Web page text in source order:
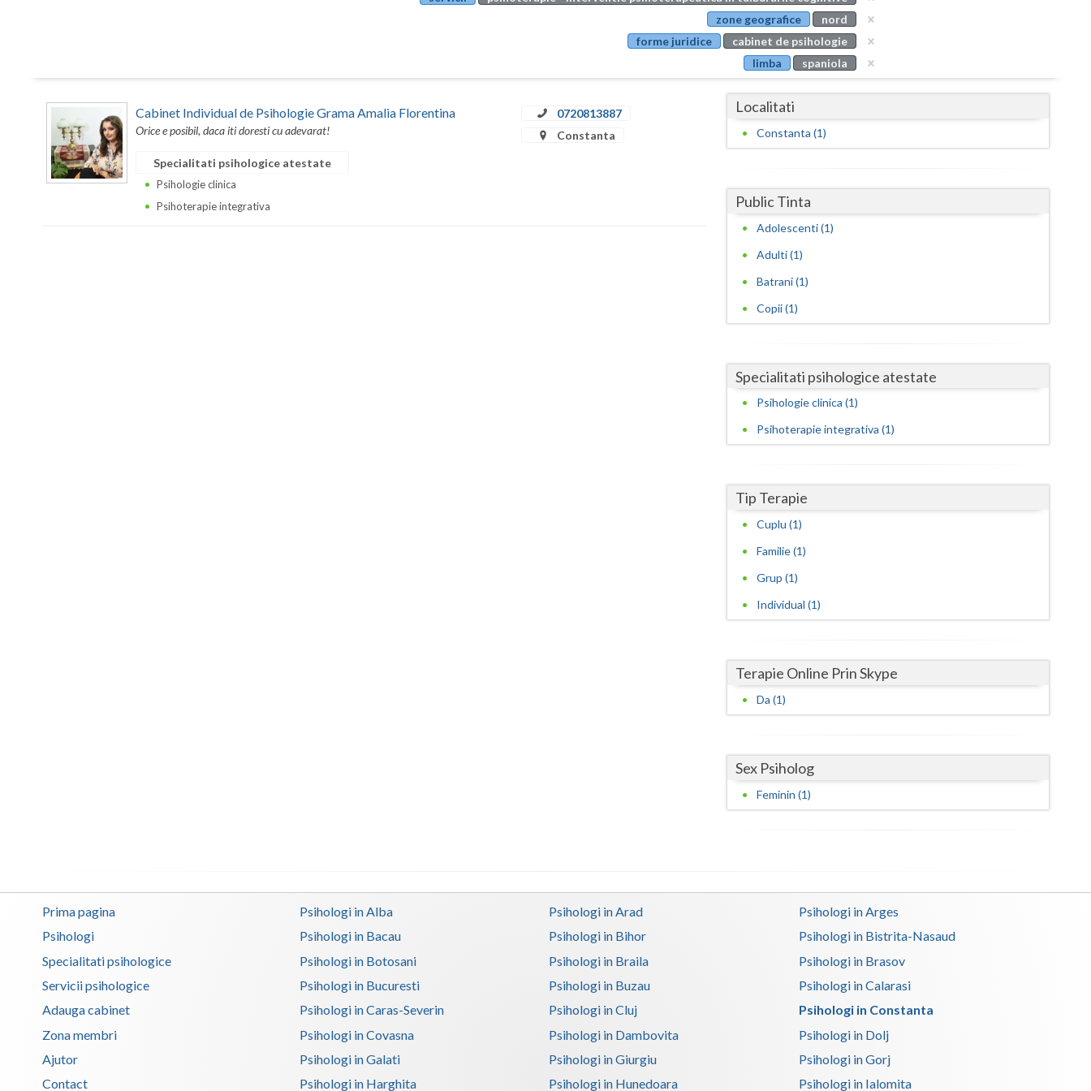
Buzau
Calarasi
Caras-Severin
Harghita
Hunedoara
Ialomita
Olt
Satu-Mare
Tulcea
Vaslui
Vrancea
zone geografice
nord
forme juridice
cabinet de psihologie
limba
spaniola
Cabinet Individual de Psihologie Grama Amalia Florentina
Orice e posibil, daca iti doresti cu adevarat!
0720813887
Constanta
Specialitati psihologice atestate
Psihologie clinica
Psihoterapie integrativa
Localitati
Constanta (1)
Public Tinta
Adolescenti (1)
Adulti (1)
Batrani (1)
Copii (1)
Specialitati psihologice atestate
Psihologie clinica (1)
Psihoterapie integrativa (1)
Tip Terapie
Cuplu (1)
Familie (1)
Grup (1)
Individual (1)
Terapie Online Prin Skype
Da (1)
Sex Psiholog
Feminin (1)
Prima pagina
Psihologi
Specialitati psihologice
Servicii psihologice
Adauga cabinet
Zona membri
Ajutor
Contact
Psihologi in Alba Psihologi in Arad
Psihologi in Arges
Psihologi in Bacau
Psihologi in Bihor
Psihologi in Bistrita-Nasaud
Psihologi in Botosani
Psihologi in Braila
Psihologi in Brasov
Psihologi in Bucuresti
Psihologi in Buzau
Psihologi in Calarasi
Psihologi in Caras-Severin
Psihologi in Cluj
Psihologi in Constanta
Psihologi in Covasna
Psihologi in Dambovita
Psihologi in Dolj
Psihologi in Galati
Psihologi in Giurgiu
Psihologi in Gorj
Psihologi in Harghita
Psihologi in Hunedoara Psihologi in Ialomita